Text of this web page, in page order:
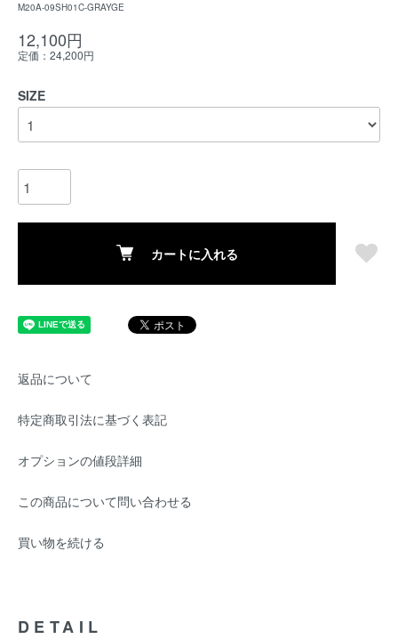
M20A-09SH01C-GRAYGE
12,100円
定価：24,200円
SIZE
カートに入れる
返品について
特定商取引法に基づく表記
オプションの値段詳細
この商品について問い合わせる
買い物を続ける
DETAIL